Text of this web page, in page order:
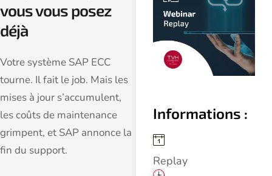
vous vous posez
déjà
Votre système SAP ECC
tourne. Il fait le job. Mais les
mises à jour s’accumulent,
les coûts de maintenance
grimpent, et SAP annonce la
fin du support.
Informations :
Replay